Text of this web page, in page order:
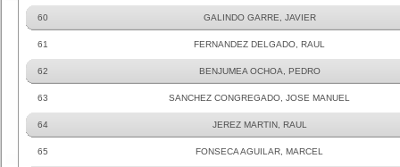
60 GALINDO GARRE, JAVIER
61 FERNANDEZ DELGADO, RAUL
62 BENJUMEA OCHOA, PEDRO
63 SANCHEZ CONGREGADO, JOSE MANUEL
64 JEREZ MARTIN, RAUL
65 FONSECA AGUILAR, MARCEL